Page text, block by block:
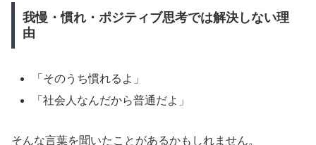
我慢・慣れ・ポジティブ思考では解決しない理
由
「そのうち慣れるよ」
「社会人なんだから普通だよ」
そんな言葉を聞いたことがあるかもしれません。